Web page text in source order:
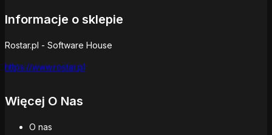
Informacje o sklepie
Rostar.pl - Software House
https://www.rostar.pl
Więcej O Nas
O nas